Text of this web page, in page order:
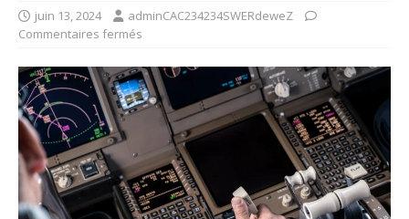
juin 13, 2024
adminCAC234234SWERdeweZ
Commentaires fermés